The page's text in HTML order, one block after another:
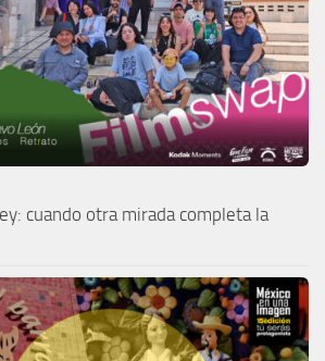
cuando otra mirada completa la